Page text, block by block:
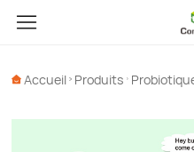
Accueil Produits